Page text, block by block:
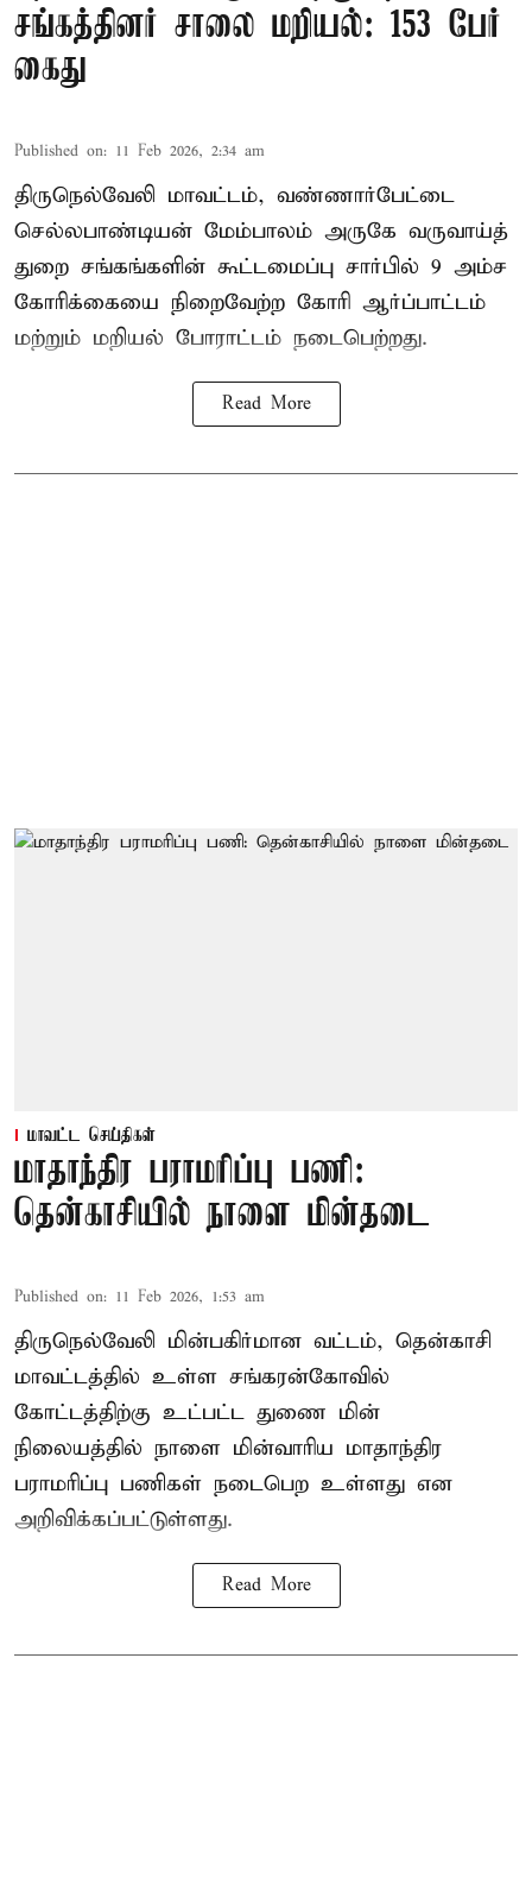
சங்கத்தினர் சாலை மறியல்: 153 பேர்
கைது
Published on: 11 Feb 2026, 2:34 am
திருநெல்வேலி மாவட்டம், வண்ணார்பேட்டை
செல்லபாண்டியன் மேம்பாலம் அருகே வருவாய்த்
துறை சங்கங்களின் கூட்டமைப்பு சார்பில் 9 அம்ச
கோரிக்கையை நிறைவேற்ற கோரி ஆர்ப்பாட்டம்
மற்றும் மறியல் போராட்டம் நடைபெற்றது.
Read More
மாவட்ட செய்திகள்
மாதாந்திர பராமரிப்பு பணி:
தென்காசியில் நாளை மின்தடை
Published on: 11 Feb 2026, 1:53 am
திருநெல்வேலி மின்பகிர்மான வட்டம், தென்காசி
மாவட்டத்தில் உள்ள சங்கரன்கோவில்
கோட்டத்திற்கு உட்பட்ட துணை மின்
நிலையத்தில் நாளை மின்வாரிய மாதாந்திர
பராமரிப்பு பணிகள் நடைபெற உள்ளது என
அறிவிக்கப்பட்டுள்ளது.
Read More